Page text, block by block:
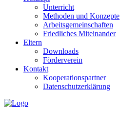
Unterricht
Methoden und Konzepte
Arbeitsgemeinschaften
Friedliches Miteinander
Eltern
Downloads
Förderverein
Kontakt
Kooperationspartner
Datenschutzerklärung